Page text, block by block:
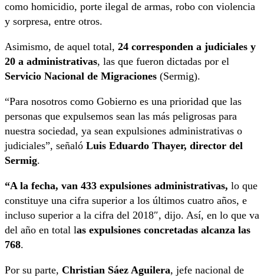
como homicidio, porte ilegal de armas, robo con violencia
y sorpresa, entre otros.
Asimismo, de aquel total, 24 corresponden a judiciales y
20 a administrativas, las que fueron dictadas por el
Servicio Nacional de Migraciones (Sermig).
“Para nosotros como Gobierno es una prioridad que las
personas que expulsemos sean las más peligrosas para
nuestra sociedad, ya sean expulsiones administrativas o
judiciales”, señaló Luis Eduardo Thayer, director del
Sermig.
“A la fecha, van 433 expulsiones administrativas, lo que
constituye una cifra superior a los últimos cuatro años, e
incluso superior a la cifra del 2018″, dijo. Así, en lo que va
del año en total las expulsiones concretadas alcanza las
768.
Por su parte, Christian Sáez Aguilera, jefe nacional de